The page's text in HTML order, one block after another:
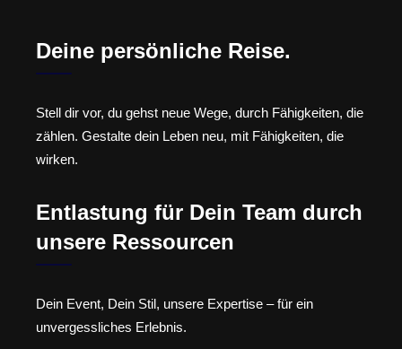
Deine persönliche Reise.
Stell dir vor, du gehst neue Wege, durch Fähigkeiten, die
zählen. Gestalte dein Leben neu, mit Fähigkeiten, die
wirken.
Entlastung für Dein Team durch
unsere Ressourcen
Dein Event, Dein Stil, unsere Expertise – für ein
unvergessliches Erlebnis.